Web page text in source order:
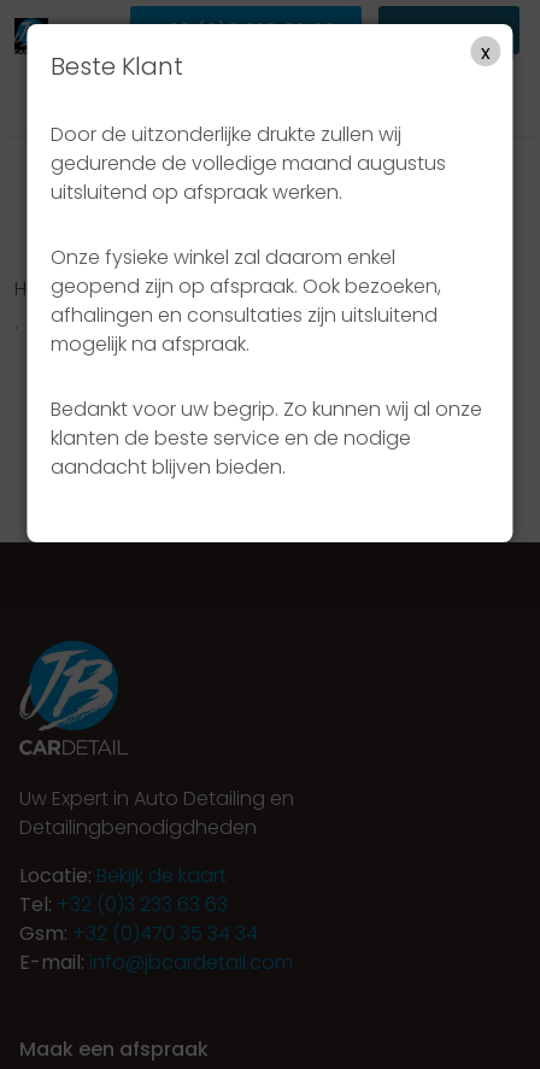
+32 (0)3 233 63 63 WEBSHOP
Hier komt tekst over
.
Uw Expert in Auto Detailing en
Detailingbenodigdheden
Locatie: Bekijk de kaart
Tel: +32 (0)3 233 63 63
Gsm: +32 (0)470 35 34 34
E-mail: info@jbcardetail.com
Maak een afspraak
Beste Klant
Door de uitzonderlijke drukte zullen wij
gedurende de volledige maand augustus
uitsluitend op afspraak werken.
Onze fysieke winkel zal daarom enkel
geopend zijn op afspraak. Ook bezoeken,
afhalingen en consultaties zijn uitsluitend
mogelijk na afspraak.
Bedankt voor uw begrip. Zo kunnen wij al onze
klanten de beste service en de nodige
aandacht blijven bieden.
x